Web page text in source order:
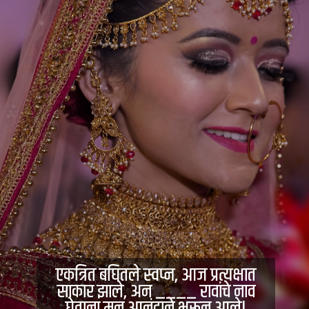
एकत्रित बघितले स्वप्न, आज प्रत्यक्षात
साकार झाले, अन ____ रावांचे नाव